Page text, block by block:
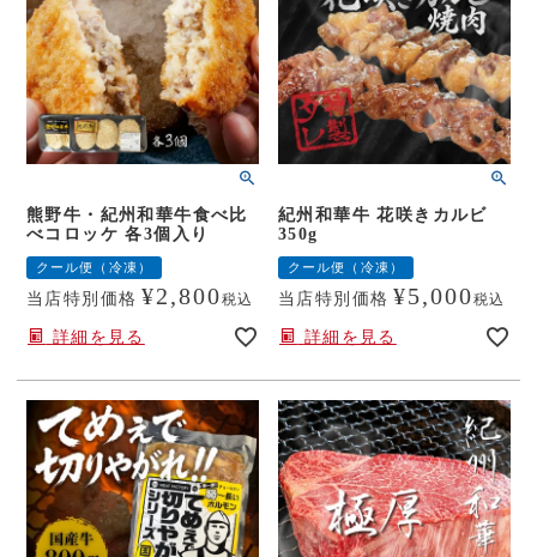
熊野牛・紀州和華牛食べ比
べコロッケ 各3個入り
クール便（冷凍）
当店特別価格 ¥2,800税込
詳細を見る
紀州和華牛 花咲きカルビ
350g
クール便（冷凍）
当店特別価格 ¥5,000税込
詳細を見る